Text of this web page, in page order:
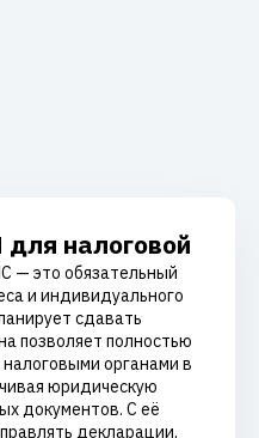
налоговой
— это обязательный
и индивидуального
сдавать
позволяет полностью
органами в
юридическую
документов. С её
декларации,